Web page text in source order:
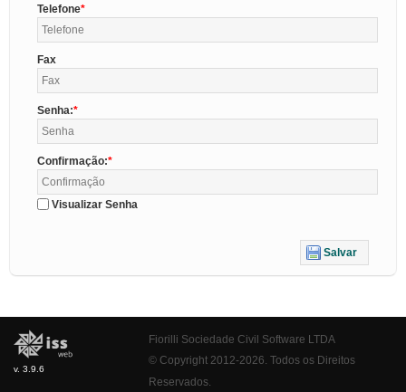
Telefone
Fax
Senha:
Confirmação:
Visualizar Senha
Salvar
v. 3.9.6
Fiorilli Sociedade Civil Software LTDA
© Copyright 2012-2026. Todos os Direitos
Reservados.